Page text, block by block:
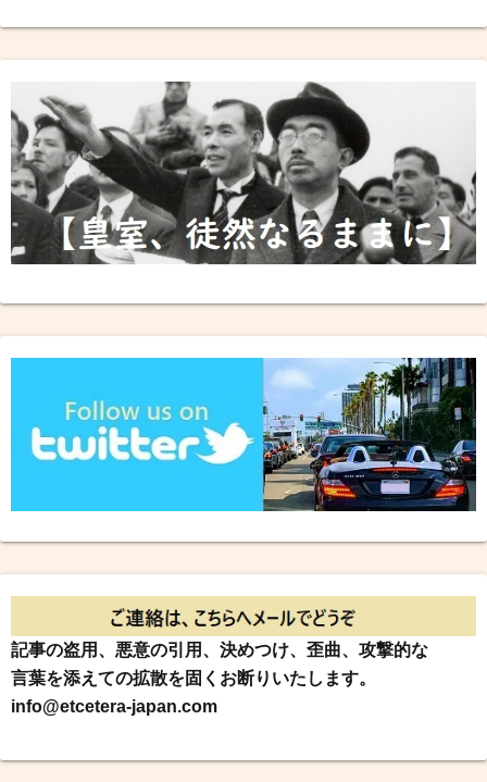
記事の盗用、悪意の引用、決めつけ、歪曲、攻撃的な
言葉を添えての拡散を固くお断りいたします。
info@etcetera-japan.com